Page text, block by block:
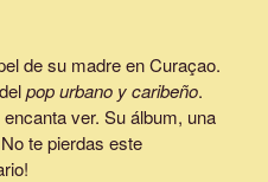
de su madre en Curaçao.
pop urbano y caribeño.
ver. Su álbum, una
te pierdas este